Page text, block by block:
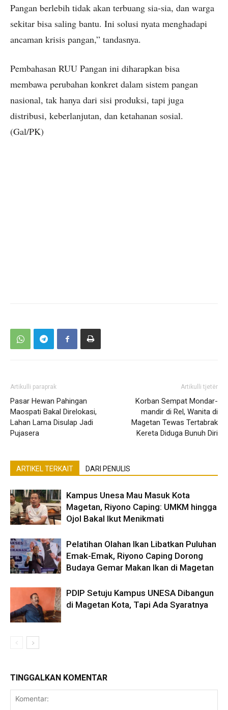
Pangan berlebih tidak akan terbuang sia-sia, dan warga
sekitar bisa saling bantu. Ini solusi nyata menghadapi
ancaman krisis pangan,” tandasnya.
Pembahasan RUU Pangan ini diharapkan bisa
membawa perubahan konkret dalam sistem pangan
nasional, tak hanya dari sisi produksi, tapi juga
distribusi, keberlanjutan, dan ketahanan sosial.
(Gal/PK)
Artikulli paraprak
Pasar Hewan Pahingan
Maospati Bakal Direlokasi,
Lahan Lama Disulap Jadi
Pujasera
Artikulli tjetër
Korban Sempat Mondar-
mandir di Rel, Wanita di
Magetan Tewas Tertabrak
Kereta Diduga Bunuh Diri
ARTIKEL TERKAIT DARI PENULIS
Kampus Unesa Mau Masuk Kota
Magetan, Riyono Caping: UMKM hingga
Ojol Bakal Ikut Menikmati
Pelatihan Olahan Ikan Libatkan Puluhan
Emak-Emak, Riyono Caping Dorong
Budaya Gemar Makan Ikan di Magetan
PDIP Setuju Kampus UNESA Dibangun
di Magetan Kota, Tapi Ada Syaratnya
TINGGALKAN KOMENTAR